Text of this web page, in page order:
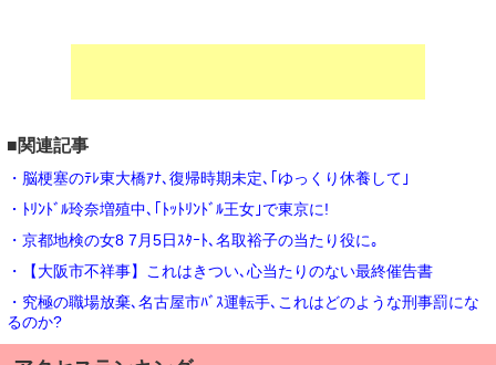
■関連記事
・脳梗塞のﾃﾚ東大橋ｱﾅ､復帰時期未定､｢ゆっくり休養して｣
・ﾄﾘﾝﾄﾞﾙ玲奈増殖中､｢ﾄｯﾄﾘﾝﾄﾞﾙ王女｣で東京に!
・京都地検の女8 7月5日ｽﾀｰﾄ､名取裕子の当たり役に｡
・【大阪市不祥事】これはきつい､心当たりのない最終催告書
・究極の職場放棄､名古屋市ﾊﾞｽ運転手､これはどのような刑事罰にな
るのか?